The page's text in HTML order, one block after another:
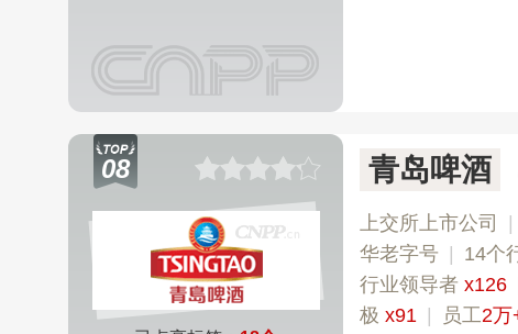
08 青岛啤酒
上交所上市公司
华老字号
14个
行业领导者 x126
极 x91 员工2万